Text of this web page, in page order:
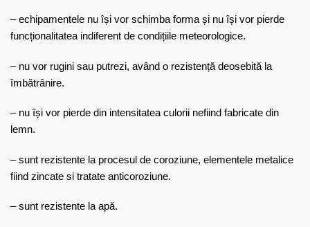
– echipamentele nu își vor schimba forma și nu își vor pierde
funcționalitatea indiferent de condițiile meteorologice.
– nu vor rugini sau putrezi, având o rezistență deosebită la
îmbătrânire.
– nu își vor pierde din intensitatea culorii nefiind fabricate din
lemn.
– sunt rezistente la procesul de coroziune, elementele metalice
fiind zincate si tratate anticoroziune.
– sunt rezistente la apă.